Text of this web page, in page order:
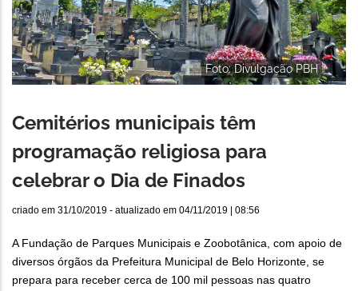
Foto: Divulgação PBH
Cemitérios municipais têm
programação religiosa para
celebrar o Dia de Finados
criado em 31/10/2019 - atualizado em 04/11/2019 | 08:56
A Fundação de Parques Municipais e Zoobotânica, com apoio de
diversos órgãos da Prefeitura Municipal de Belo Horizonte, se
prepara para receber cerca de 100 mil pessoas nas quatro